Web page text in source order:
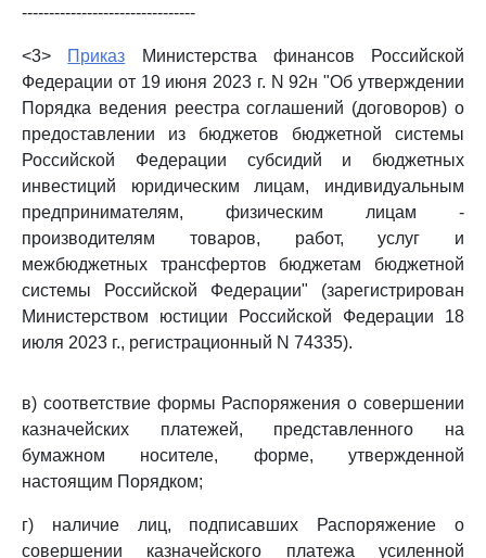
--------------------------------
<3> Приказ Министерства финансов Российской
Федерации от 19 июня 2023 г. N 92н "Об утверждении
Порядка ведения реестра соглашений (договоров) о
предоставлении из бюджетов бюджетной системы
Российской Федерации субсидий и бюджетных
инвестиций юридическим лицам, индивидуальным
предпринимателям, физическим лицам -
производителям товаров, работ, услуг и
межбюджетных трансфертов бюджетам бюджетной
системы Российской Федерации" (зарегистрирован
Министерством юстиции Российской Федерации 18
июля 2023 г., регистрационный N 74335).
в) соответствие формы Распоряжения о совершении
казначейских платежей, представленного на
бумажном носителе, форме, утвержденной
настоящим Порядком;
г) наличие лиц, подписавших Распоряжение о
совершении казначейского платежа усиленной